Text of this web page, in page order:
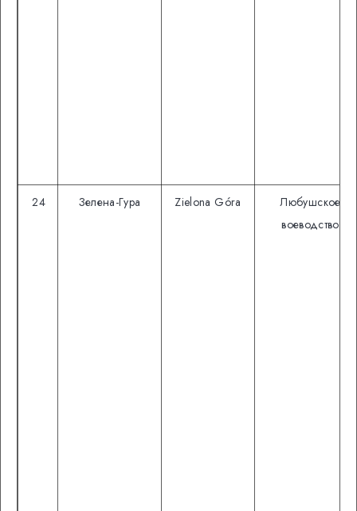
24 Зелена-Гура Zielona Góra
Любушское
воеводство